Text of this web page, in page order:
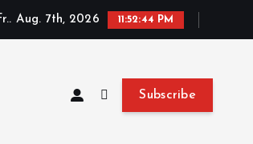
Aug. 7th, 2026 11:52:44 PM
Subscribe